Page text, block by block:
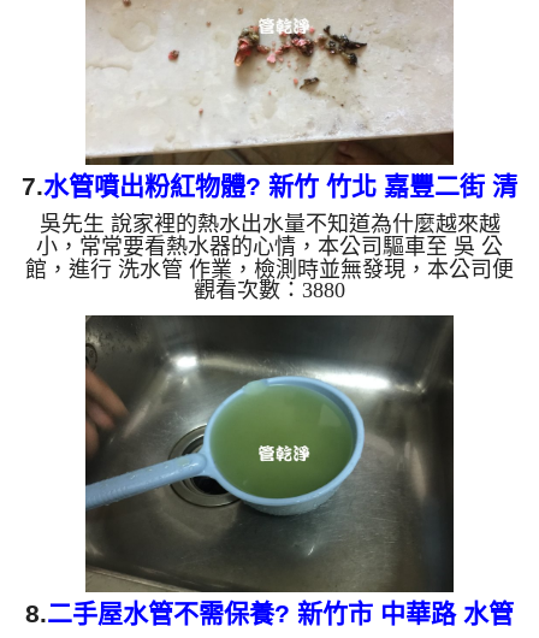
下水含有氧化錳，...
7.水管噴出粉紅物體? 新竹 竹北 嘉豐二街 清
洗水管
吳先生 說家裡的熱水出水量不知道為什麼越來越
小，常常要看熱水器的心情，本公司驅車至 吳 公
館，進行 洗水管 作業，檢測時並無發現，本公司便
架起 高周波水管清洗機，灌入 檸檬酸水 至管路裡
面，等了約15分，開啟 水管清洗機 ，啟動 螺旋波 模
式，一開始洗不出什麼，一下後噴粉紅色異物，如下
圖及影片，一個小時後， 水量變大了，吳先生有熱
水可以用了!! 如是自來水，如水管老化，會產生鐵鏽
跟泥沙堆積，洗出來的水就會是咖啡色，地下水含有
氧化錳，管壁上會結成黑色管垢，洗出來的水會跟石
油一樣黑，有些洗出綠...
觀看次數：3880
8.二手屋水管不需保養? 新竹市 中華路 水管